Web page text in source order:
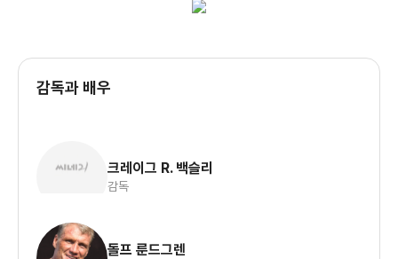
감독과 배우
크레이그 R. 백슬리
감독
돌프 룬드그렌